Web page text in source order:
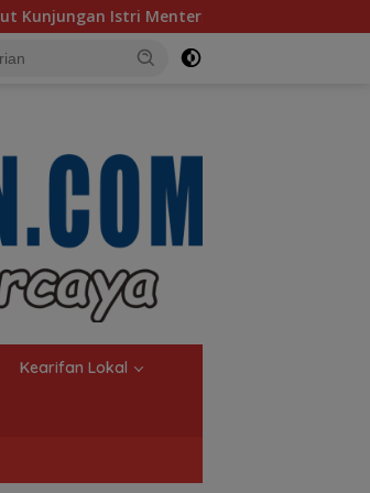
Sambut Ketua Komisi II DPR RI,
Kearifan Lokal